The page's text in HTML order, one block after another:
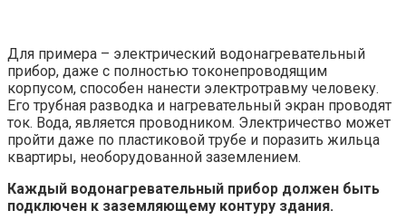
Для примера – электрический водонагревательный
прибор, даже с полностью токонепроводящим
корпусом, способен нанести электротравму человеку.
Его трубная разводка и нагревательный экран проводят
ток. Вода, является проводником. Электричество может
пройти даже по пластиковой трубе и поразить жильца
квартиры, необорудованной заземлением.
Каждый водонагревательный прибор должен быть
подключен к заземляющему контуру здания.